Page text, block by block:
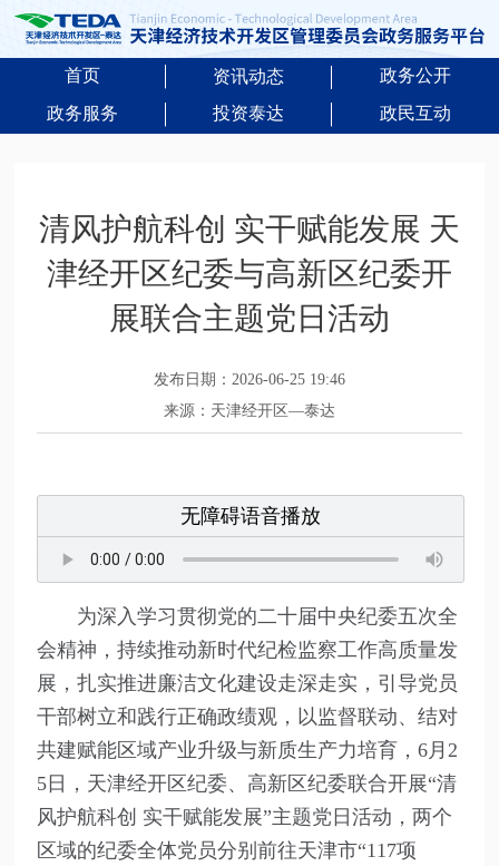
首页 资讯动态
政务公开
政务服务
投资泰达 政民互动
清风护航科创 实干赋能发展 天
津经开区纪委与高新区纪委开
展联合主题党日活动
发布日期：2026-06-25 19:46
来源：天津经开区—泰达
无障碍语音播放
为深入学习贯彻党的二十届中央纪委五次全
会精神，持续推动新时代纪检监察工作高质量发
展，扎实推进廉洁文化建设走深走实，引导党员
干部树立和践行正确政绩观，以监督联动、结对
共建赋能区域产业升级与新质生产力培育，6月2
5日，天津经开区纪委、高新区纪委联合开展“清
风护航科创 实干赋能发展”主题党日活动，两个
区域的纪委全体党员分别前往天津市“117项